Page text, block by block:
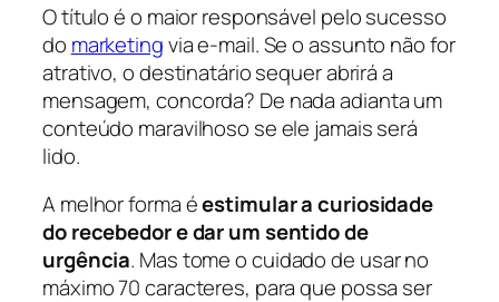
O título é o maior responsável pelo sucesso
do marketingvia e-mail. Se o assunto não for
atrativo, o destinatário sequer abrirá a
mensagem, concorda? De nada adianta um
conteúdo maravilhoso se ele jamais será
lido.
A melhor forma éestimular a curiosidade
do recebedor e dar um sentido de
urgência. Mas tome o cuidado de usar no
máximo 70 caracteres, para que possa ser